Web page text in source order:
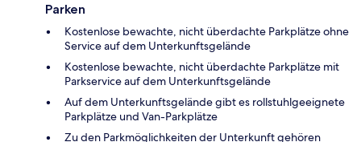
Parken
Kostenlose bewachte, nicht überdachte Parkplätze ohne
Service auf dem Unterkunftsgelände
Kostenlose bewachte, nicht überdachte Parkplätze mit
Parkservice auf dem Unterkunftsgelände
Auf dem Unterkunftsgelände gibt es rollstuhlgeeignete
Parkplätze und Van-Parkplätze
Zu den Parkmöglichkeiten der Unterkunft gehören